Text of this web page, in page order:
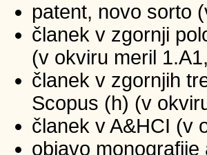
patent, novo sorto
članek v zgornji
(v okviru meril
članek v zgornjih
Scopus (h) (v
članek v A&HCI (v
objavo